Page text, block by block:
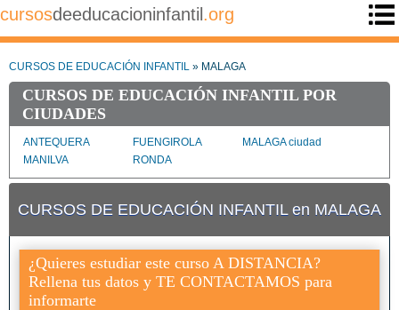
cursosdeeducacioninfantil .org
CURSOS DE EDUCACIÓN INFANTIL » MALAGA
CURSOS DE EDUCACIÓN INFANTIL POR
CIUDADES
ANTEQUERA FUENGIROLA
MALAGA ciudad
MANILVA
RONDA
CURSOS DE EDUCACIÓN INFANTIL en MALAGA
¿Quieres estudiar este curso A DISTANCIA?
Rellena tus datos y TE CONTACTAMOS para
informarte